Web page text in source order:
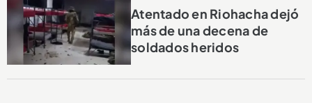
Atentado en Riohacha dejó
más de una decena de
soldados heridos